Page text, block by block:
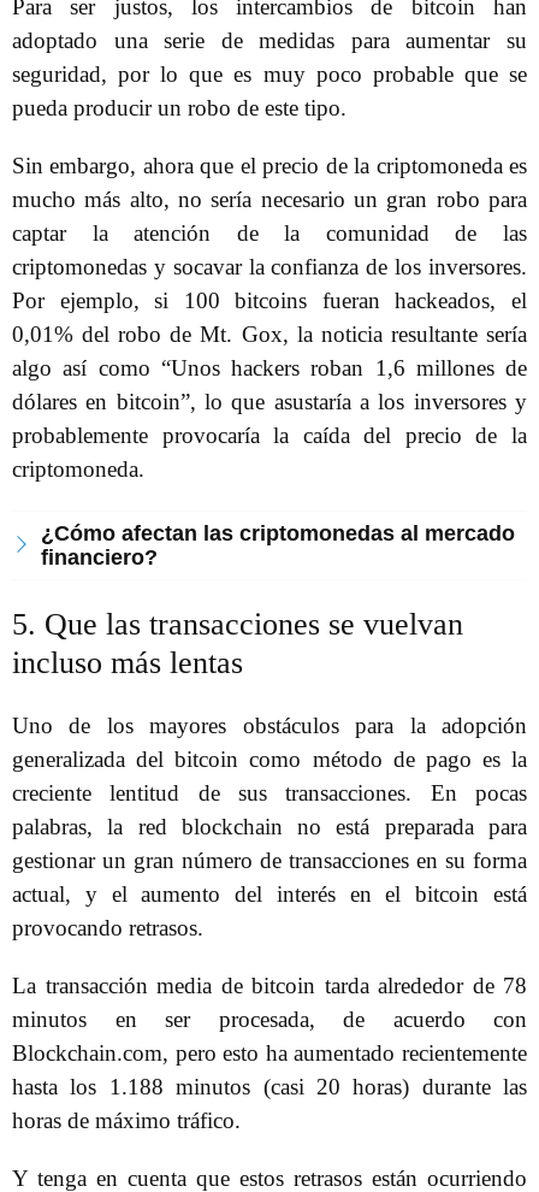
Para ser justos, los intercambios de bitcoin han
adoptado una serie de medidas para aumentar su
seguridad, por lo que es muy poco probable que se
pueda producir un robo de este tipo.
Sin embargo, ahora que el precio de la criptomoneda es
mucho más alto, no sería necesario un gran robo para
captar la atención de la comunidad de las
criptomonedas y socavar la confianza de los inversores.
Por ejemplo, si 100 bitcoins fueran hackeados, el
0,01% del robo de Mt. Gox, la noticia resultante sería
algo así como “Unos hackers roban 1,6 millones de
dólares en bitcoin”, lo que asustaría a los inversores y
probablemente provocaría la caída del precio de la
criptomoneda.
¿Cómo afectan las criptomonedas al mercado
financiero?
5. Que las transacciones se vuelvan
incluso más lentas
Uno de los mayores obstáculos para la adopción
generalizada del bitcoin como método de pago es la
creciente lentitud de sus transacciones. En pocas
palabras, la red blockchain no está preparada para
gestionar un gran número de transacciones en su forma
actual, y el aumento del interés en el bitcoin está
provocando retrasos.
La transacción media de bitcoin tarda alrededor de 78
minutos en ser procesada, de acuerdo con
Blockchain.com, pero esto ha aumentado recientemente
hasta los 1.188 minutos (casi 20 horas) durante las
horas de máximo tráfico.
Y tenga en cuenta que estos retrasos están ocurriendo